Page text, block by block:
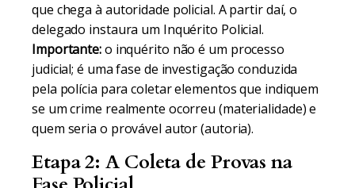
que chega à autoridade policial. A partir daí, o
delegado instaura um Inquérito Policial.
Importante:o inquérito não é um processo
judicial; é uma fase de investigação conduzida
pela polícia para coletar elementos que indiquem
se um crime realmente ocorreu (materialidade) e
quem seria o provável autor (autoria).
Etapa 2: A Coleta de Provas na